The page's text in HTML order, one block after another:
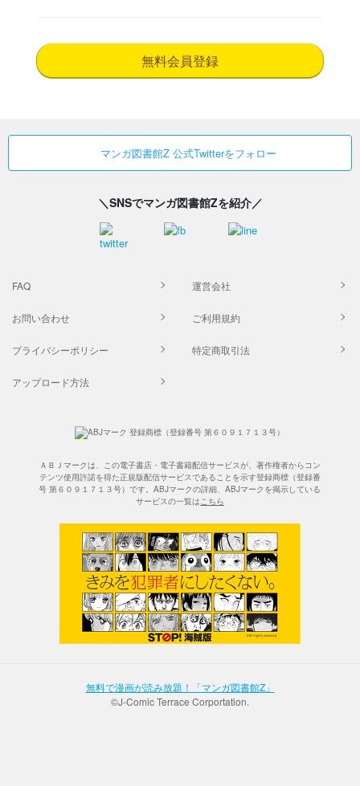
無料会員登録
マンガ図書館Z 公式Twitterをフォロー
＼SNSでマンガ図書館Zを紹介／
FAQ 運営会社
お問い合わせ ご利用規約
プライバシーポリシー 特定商取引法
アップロード方法
ＡＢＪマークは、この電子書店・電子書籍配信サービスが、著作権者からコン
テンツ使用許諾を得た正規版配信サービスであることを示す登録商標（登録番
号 第６０９１７１３号）です。ABJマークの詳細、ABJマークを掲示している
サービスの一覧はこちら
無料で漫画が読み放題！「マンガ図書館Z」
©J-Comic Terrace Corportation.